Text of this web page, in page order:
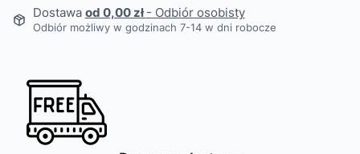
Dostawa od 0,00 zł- Odbiór osobisty
Odbiór możliwy w godzinach 7-14 w dni robocze